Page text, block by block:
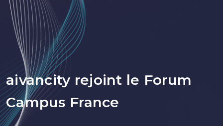
Fil d'Ariane
aivancity rejoint le Forum
Campus France